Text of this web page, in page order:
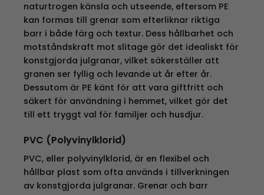
naturtrogen känsla och utseende, eftersom PE
kan formas till grenar som efterliknar riktiga
barr i både färg och textur. Dess hållbarhet och
motståndskraft mot slitage gör det idealiskt för
konstgjorda julgranar, vilket säkerställer att
granen ser fyllig och levande ut år efter år.
Dessutom är PE känt för att vara giftfritt och
säkert för användning i hemmet, vilket gör det
till ett tryggt val för familjer och husdjur.
PVC (Polyvinylklorid)
PVC, eller polyvinylklorid, är en flexibel och
hållbar plast som ofta används i tillverkningen
av konstgjorda julgranar. Grenar och barr